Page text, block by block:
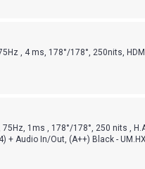
, 4 ms, 178°/178°, 250nits,
75Hz, 1ms , 178°/178°, 250 nits ,
+ Audio In/Out, (A++) Black -